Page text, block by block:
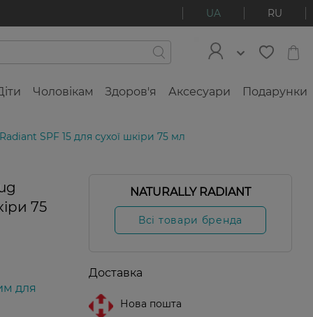
UA RU
Чоловікам Здоров'я Аксесуари Подарунки
SPF 15 для сухої шкіри 75 мл
75
для
NATURALLY RADIANT
Всі товари бренда
Доставка
Нова пошта